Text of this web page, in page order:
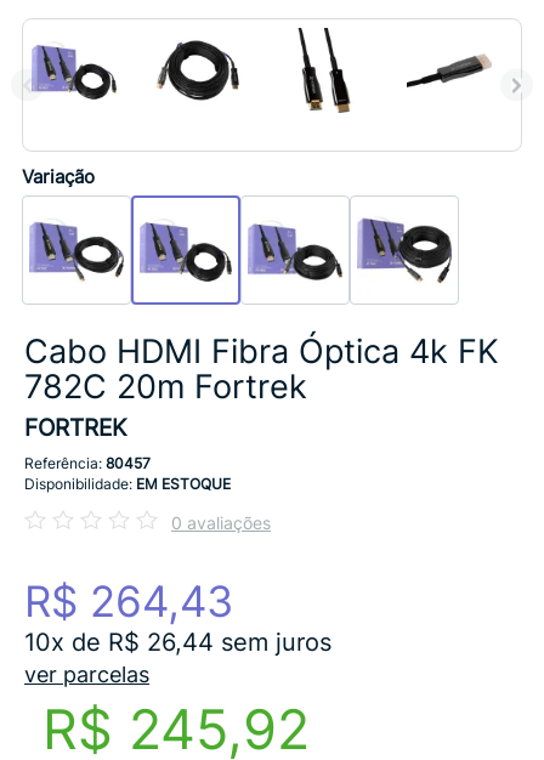
Variação
Cabo HDMI Fibra Óptica 4k FK
782C 20m Fortrek
FORTREK
Referência: 80457
Disponibilidade: EM ESTOQUE
0 avaliações
R$ 264,43
10x de R$ 26,44 sem juros
ver parcelas
R$ 245,92